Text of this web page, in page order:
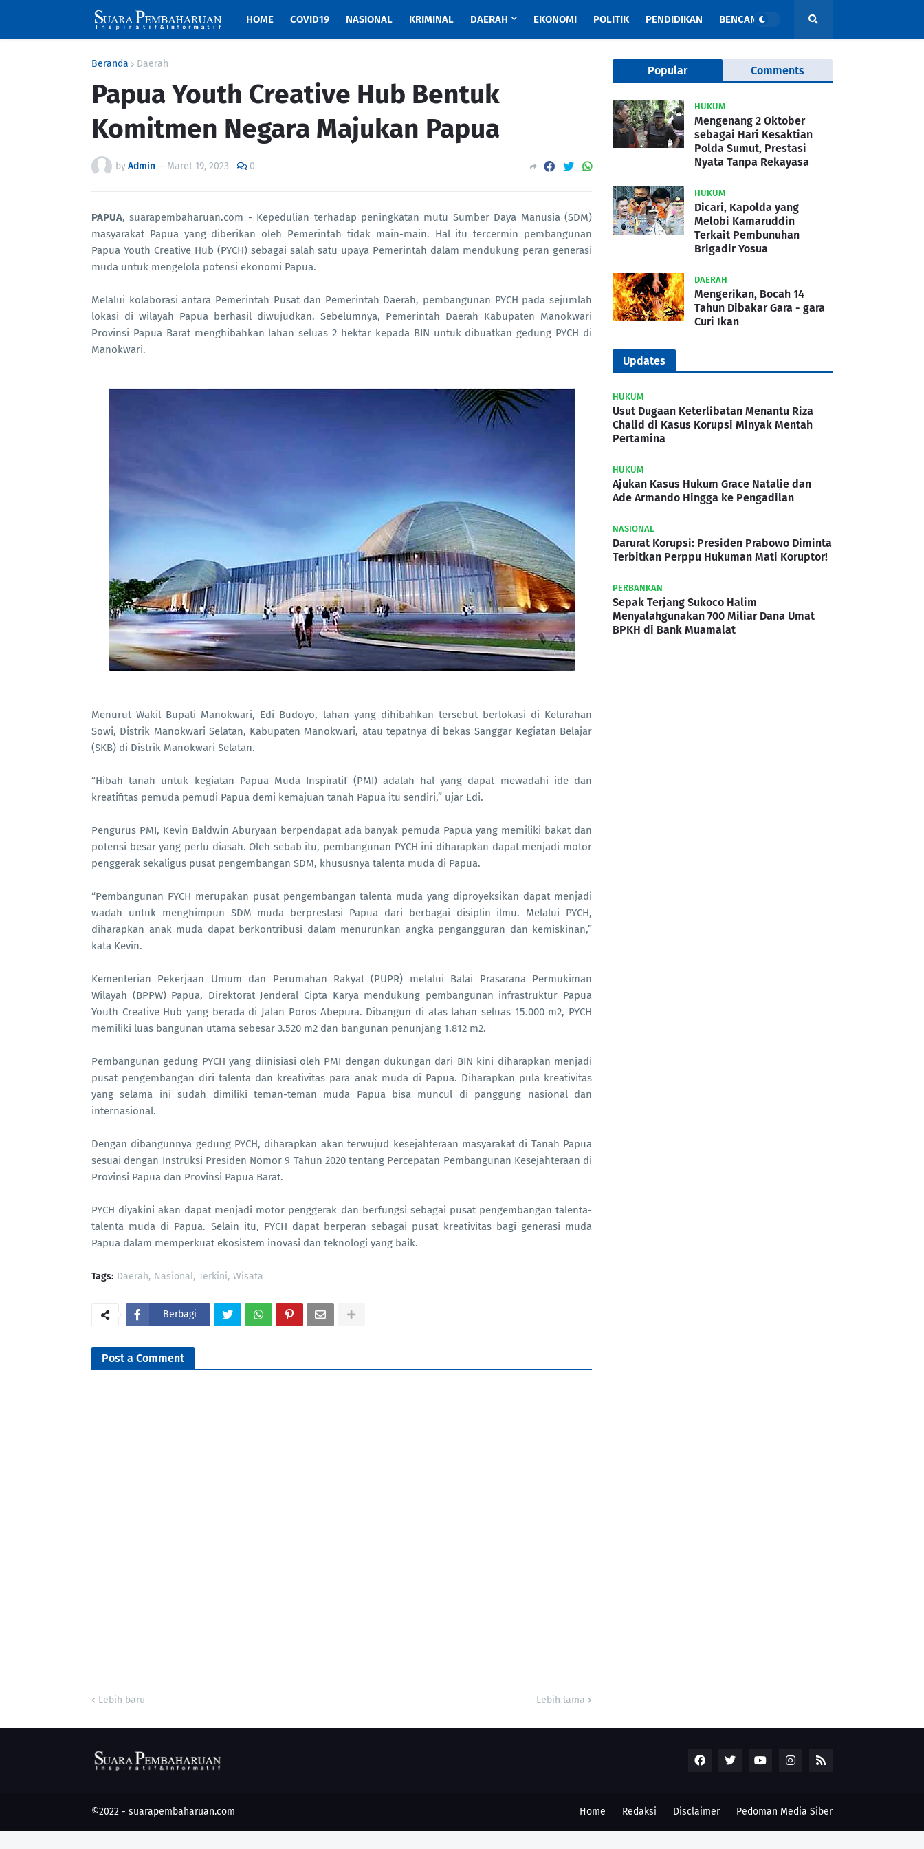
HOME COVID19 NASIONAL KRIMINAL DAERAH EKONOMI POLITIK PENDIDIKAN BENCANA
Beranda Daerah
Papua Youth Creative Hub Bentuk
Komitmen Negara Majukan Papua
byAdmin— Maret 19, 2023 0
PAPUA, suarapembaharuan.com - Kepedulian terhadap peningkatan mutu Sumber Daya Manusia (SDM)
masyarakat Papua yang diberikan oleh Pemerintah tidak main-main. Hal itu tercermin pembangunan
Papua Youth Creative Hub (PYCH) sebagai salah satu upaya Pemerintah dalam mendukung peran generasi
muda untuk mengelola potensi ekonomi Papua.
Melalui kolaborasi antara Pemerintah Pusat dan Pemerintah Daerah, pembangunan PYCH pada sejumlah
lokasi di wilayah Papua berhasil diwujudkan. Sebelumnya, Pemerintah Daerah Kabupaten Manokwari
Provinsi Papua Barat menghibahkan lahan seluas 2 hektar kepada BIN untuk dibuatkan gedung PYCH di
Manokwari.
Menurut Wakil Bupati Manokwari, Edi Budoyo, lahan yang dihibahkan tersebut berlokasi di Kelurahan
Sowi, Distrik Manokwari Selatan, Kabupaten Manokwari, atau tepatnya di bekas Sanggar Kegiatan Belajar
(SKB) di Distrik Manokwari Selatan.
“Hibah tanah untuk kegiatan Papua Muda Inspiratif (PMI) adalah hal yang dapat mewadahi ide dan
kreatifitas pemuda pemudi Papua demi kemajuan tanah Papua itu sendiri,” ujar Edi.
Pengurus PMI, Kevin Baldwin Aburyaan berpendapat ada banyak pemuda Papua yang memiliki bakat dan
potensi besar yang perlu diasah. Oleh sebab itu, pembangunan PYCH ini diharapkan dapat menjadi motor
penggerak sekaligus pusat pengembangan SDM, khususnya talenta muda di Papua.
“Pembangunan PYCH merupakan pusat pengembangan talenta muda yang diproyeksikan dapat menjadi
wadah untuk menghimpun SDM muda berprestasi Papua dari berbagai disiplin ilmu. Melalui PYCH,
diharapkan anak muda dapat berkontribusi dalam menurunkan angka pengangguran dan kemiskinan,”
kata Kevin.
Kementerian Pekerjaan Umum dan Perumahan Rakyat (PUPR) melalui Balai Prasarana Permukiman
Wilayah (BPPW) Papua, Direktorat Jenderal Cipta Karya mendukung pembangunan infrastruktur Papua
Youth Creative Hub yang berada di Jalan Poros Abepura. Dibangun di atas lahan seluas 15.000 m2, PYCH
memiliki luas bangunan utama sebesar 3.520 m2 dan bangunan penunjang 1.812 m2.
Pembangunan gedung PYCH yang diinisiasi oleh PMI dengan dukungan dari BIN kini diharapkan menjadi
pusat pengembangan diri talenta dan kreativitas para anak muda di Papua. Diharapkan pula kreativitas
yang selama ini sudah dimiliki teman-teman muda Papua bisa muncul di panggung nasional dan
internasional.
Dengan dibangunnya gedung PYCH, diharapkan akan terwujud kesejahteraan masyarakat di Tanah Papua
sesuai dengan Instruksi Presiden Nomor 9 Tahun 2020 tentang Percepatan Pembangunan Kesejahteraan di
Provinsi Papua dan Provinsi Papua Barat.
PYCH diyakini akan dapat menjadi motor penggerak dan berfungsi sebagai pusat pengembangan talenta-
talenta muda di Papua. Selain itu, PYCH dapat berperan sebagai pusat kreativitas bagi generasi muda
Papua dalam memperkuat ekosistem inovasi dan teknologi yang baik.
Tags: Daerah Nasional Terkini Wisata
Berbagi
Post a Comment
Lebih baru Lebih lama
Popular Comments
HUKUM
Mengenang 2 Oktober
sebagai Hari Kesaktian
Polda Sumut, Prestasi
Nyata Tanpa Rekayasa
HUKUM
Dicari, Kapolda yang
Melobi Kamaruddin
Terkait Pembunuhan
Brigadir Yosua
DAERAH
Mengerikan, Bocah 14
Tahun Dibakar Gara - gara
Curi Ikan
Updates
HUKUM
Usut Dugaan Keterlibatan Menantu Riza
Chalid di Kasus Korupsi Minyak Mentah
Pertamina
HUKUM
Ajukan Kasus Hukum Grace Natalie dan
Ade Armando Hingga ke Pengadilan
NASIONAL
Darurat Korupsi: Presiden Prabowo Diminta
Terbitkan Perppu Hukuman Mati Koruptor!
PERBANKAN
Sepak Terjang Sukoco Halim
Menyalahgunakan 700 Miliar Dana Umat
BPKH di Bank Muamalat
©2022 - suarapembaharuan.com Home Redaksi Disclaimer Pedoman Media Siber